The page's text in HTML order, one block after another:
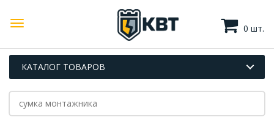
0 шт.
КАТАЛОГ ТОВАРОВ